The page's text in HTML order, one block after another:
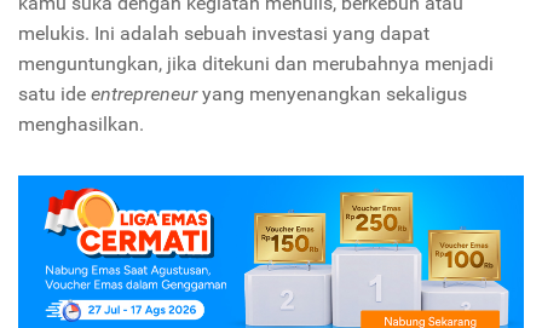
melukis. Ini adalah sebuah investasi yang dapat
menguntungkan, jika ditekuni dan merubahnya menjadi
satu ide entrepreneuryang menyenangkan sekaligus
menghasilkan.